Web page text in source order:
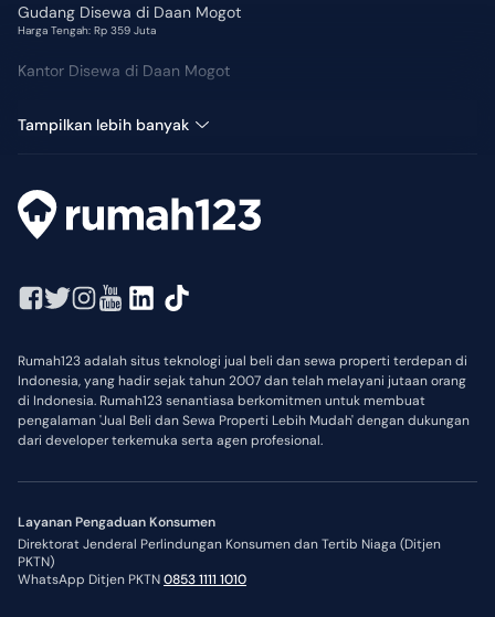
Gudang Disewa di Daan Mogot
Harga Tengah: Rp 359 Juta
Kantor Disewa di Daan Mogot
Tampilkan lebih banyak
Rumah123 adalah situs teknologi jual beli dan sewa properti terdepan di
Indonesia, yang hadir sejak tahun 2007 dan telah melayani jutaan orang
di Indonesia. Rumah123 senantiasa berkomitmen untuk membuat
pengalaman 'Jual Beli dan Sewa Properti Lebih Mudah' dengan dukungan
dari developer terkemuka serta agen profesional.
Layanan Pengaduan Konsumen
Direktorat Jenderal Perlindungan Konsumen dan Tertib Niaga (Ditjen
PKTN)
WhatsApp Ditjen PKTN0853 1111 1010